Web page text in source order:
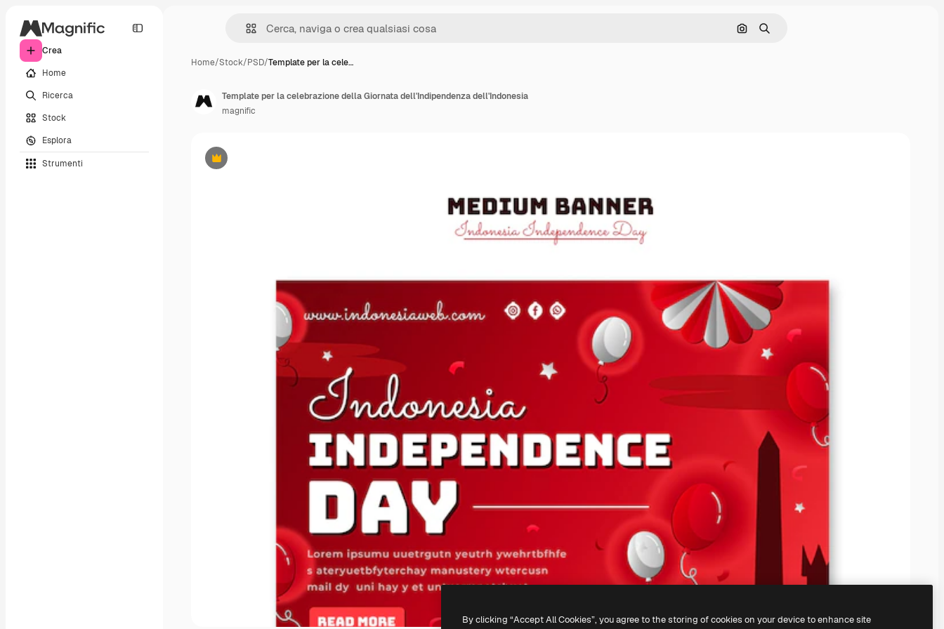
Crea
Home
Ricerca
Stock
Esplora
Strumenti
Cerca per immagine
Ricerca
Home/Stock/PSD/Template per la cele…
Premium
Template per la celebrazione della Giornata dell'Indipendenza dell'Indonesia
magnific
By clicking “Accept All Cookies”, you agree to the storing of cookies on your device to enhance site